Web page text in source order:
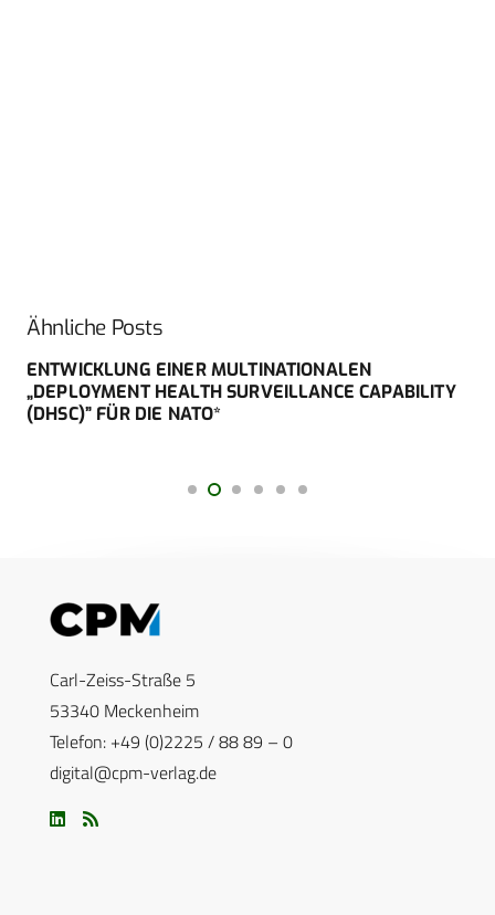
Ähnliche Posts
ENTWICKLUNG EINER MULTINATIONALEN
„DEPLOYMENT HEALTH SURVEILLANCE CAPABILITY
(DHSC)” FÜR DIE NATO*
Carl-Zeiss-Straße 5
53340 Meckenheim
Telefon: +49 (0)2225 / 88 89 – 0
digital@cpm-verlag.de